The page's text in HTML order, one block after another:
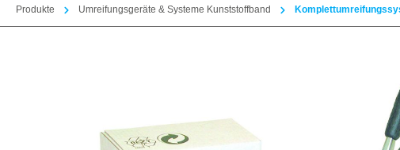
Produkte Umreifungsgeräte & Systeme Kunststoffband